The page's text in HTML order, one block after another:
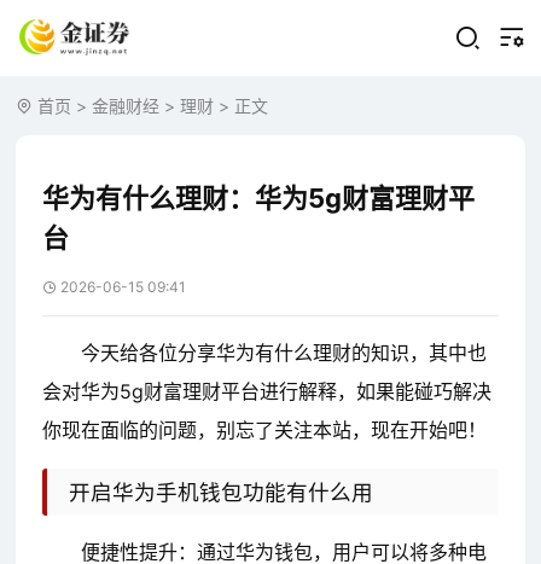
首页 >金融财经 >理财 > 正文
华为有什么理财：华为5g财富理财平
台
2026-06-15 09:41
今天给各位分享华为有什么理财的知识，其中也
会对华为5g财富理财平台进行解释，如果能碰巧解决
你现在面临的问题，别忘了关注本站，现在开始吧！
开启华为手机钱包功能有什么用
便捷性提升：通过华为钱包，用户可以将多种电